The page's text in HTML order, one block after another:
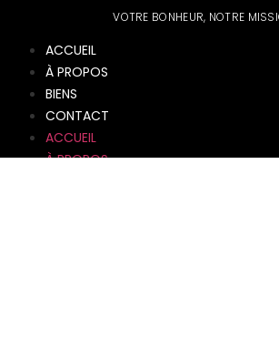
VOTRE BONHEUR, NOTRE
ACCUEIL
À PROPOS
BIENS
CONTACT
ACCUEIL
À PROPOS